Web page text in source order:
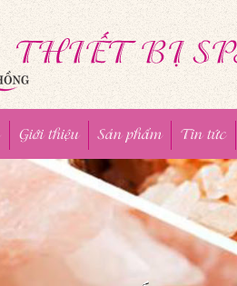
Giới thiệu Sản phẩm Tin tức